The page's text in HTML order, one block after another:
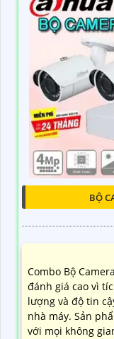
BỘ
Combo Bộ
đánh giá cao vì
lượng và độ tin
nhà máy. Sản
với mọi không